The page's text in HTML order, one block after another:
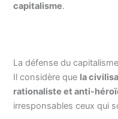
capitalisme.
La défense du capitalisme
Il considère que la
rationaliste et anti-
irresponsables ceux qui